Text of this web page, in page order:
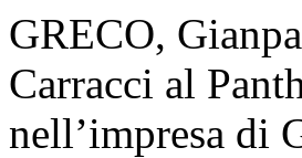
GRECO,
Carracci al
nell’impresa di